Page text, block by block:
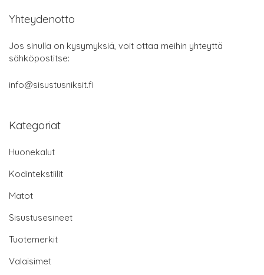
Yhteydenotto
Jos sinulla on kysymyksiä, voit ottaa meihin yhteyttä
sähköpostitse:
info@sisustusniksit.fi
Kategoriat
Huonekalut
Kodintekstiilit
Matot
Sisustusesineet
Tuotemerkit
Valaisimet